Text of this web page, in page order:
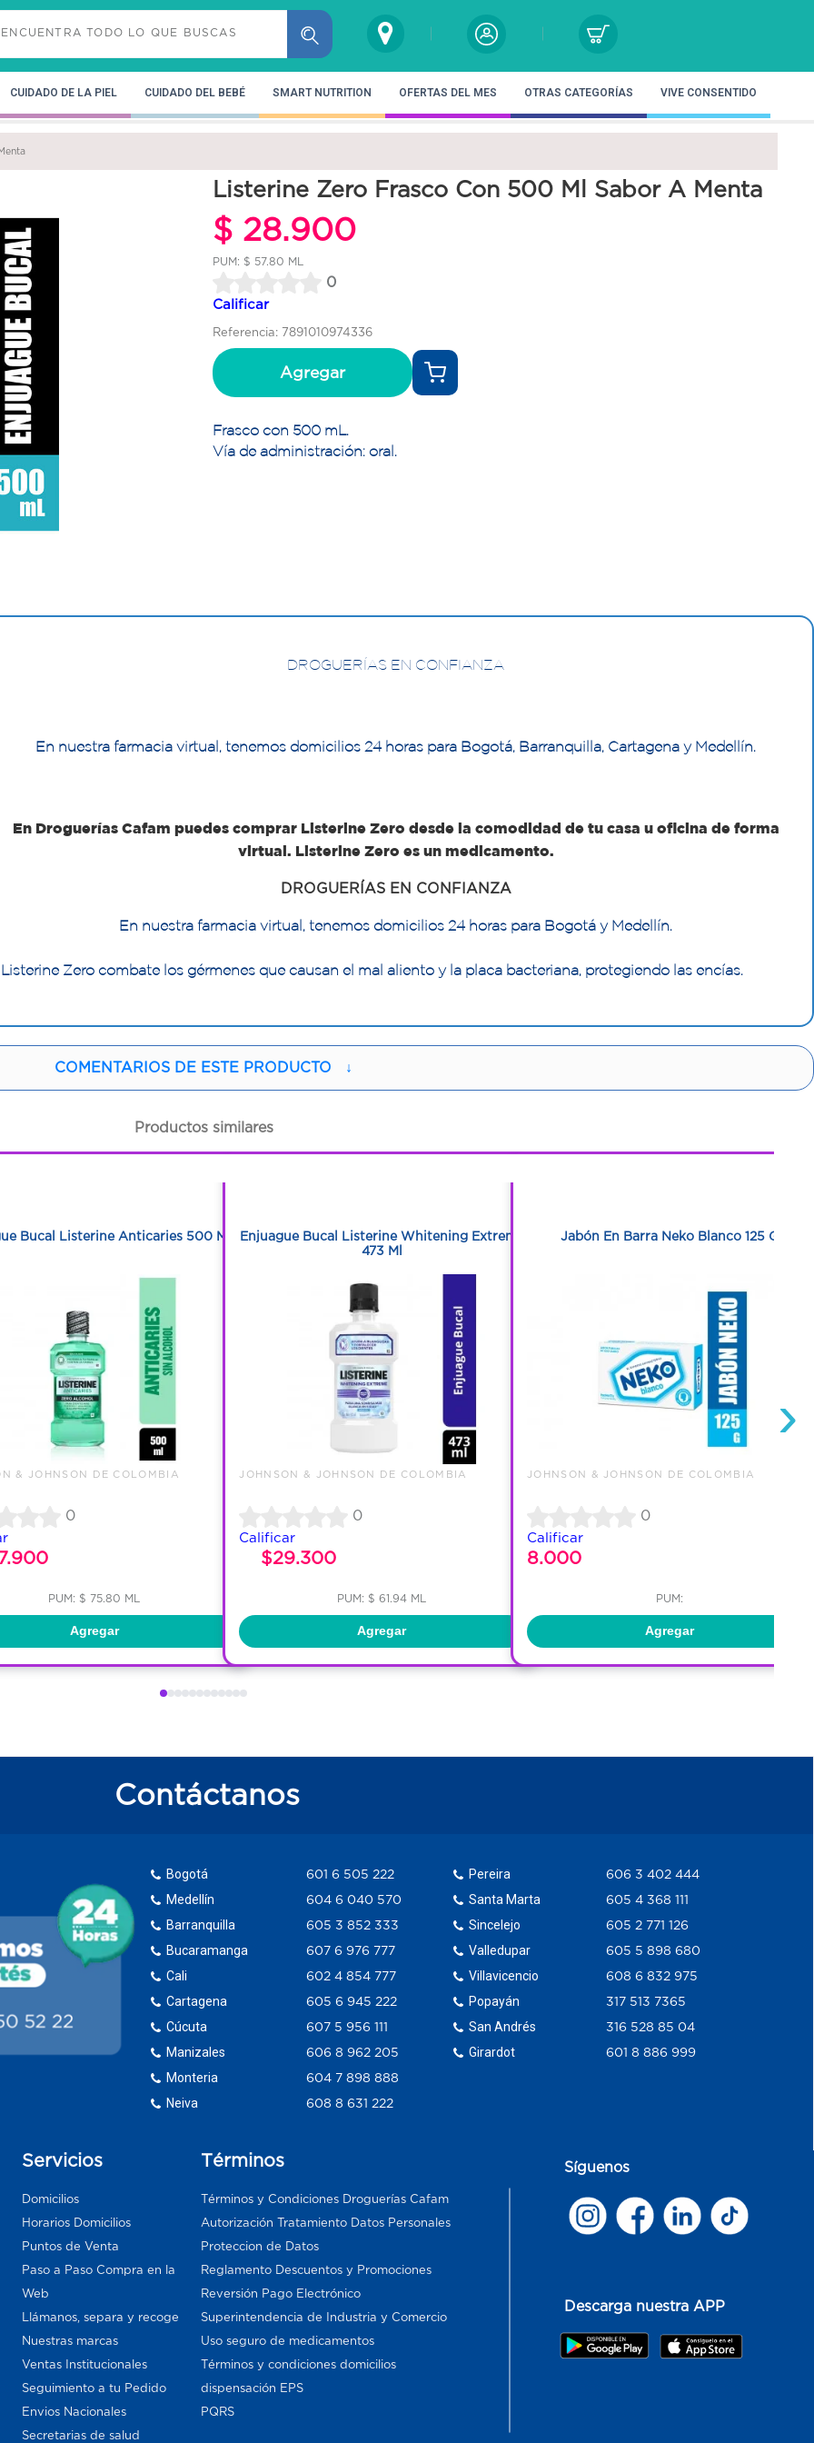
CUIDADO DE LA PIEL CUIDADO DEL BEBÉ SMART NUTRITION OFERTAS DEL MES OTRAS CATEGORÍAS VIVE CONSENTIDO
Listerine Zero Frasco Con 500 Ml Sabor A Menta
$ 28.900
PUM: $ 57.80 ML
0
Calificar
Referencia: 7891010974336
Agregar
Frasco con 500 mL.
Vía de administración: oral.
DROGUERÍAS EN CONFIANZA
En nuestra farmacia virtual, tenemos domicilios 24 horas para Bogotá, Barranquilla, Cartagena y Medellín.
En Droguerías Cafam puedes comprar Listerine Zero desde la comodidad de tu casa u oficina de forma
virtual. Listerine Zero es un medicamento.
DROGUERÍAS EN CONFIANZA
En nuestra farmacia virtual, tenemos domicilios 24 horas para Bogotá y Medellín.
Listerine Zero combate los gérmenes que causan el mal aliento y la placa bacteriana, protegiendo las encías.
COMENTARIOS DE ESTE PRODUCTO ↓
Productos similares
Bucal Listerine Anticaries 500 Ml
& JOHNSON DE COLOMBIA
0
PUM: $ 75.80 ML
Agregar
Enjuague Bucal Listerine Whitening Extreme
473 Ml
JOHNSON & JOHNSON DE COLOMBIA
0
Calificar
$29.300
PUM: $ 61.94 ML
Agregar
Jabón En Barra Neko Blanco 125 G
JOHNSON & JOHNSON DE COLOMBIA
0
Calificar
8.000
PUM:
Agregar
›
Contáctanos
Bogotá
Medellín
Barranquilla
Bucaramanga
Cali
Cartagena
Cúcuta
Manizales
Monteria
Neiva
601 6 505 222
604 6 040 570
605 3 852 333
607 6 976 777
602 4 854 777
605 6 945 222
607 5 956 111
606 8 962 205
604 7 898 888
608 8 631 222
Pereira
Santa Marta
Sincelejo
Valledupar
Villavicencio
Popayán
San Andrés
Girardot
606 3 402 444
605 4 368 111
605 2 771 126
605 5 898 680
608 6 832 975
317 513 7365
316 528 85 04
601 8 886 999
Servicios
Domicilios
Horarios Domicilios
Puntos de Venta
Paso a Paso Compra en la
Web
Llámanos, separa y recoge
Nuestras marcas
Ventas Institucionales
Seguimiento a tu Pedido
Envios Nacionales
Secretarias de salud
Términos
Términos y Condiciones Droguerías Cafam
Autorización Tratamiento Datos Personales
Proteccion de Datos
Reglamento Descuentos y Promociones
Reversión Pago Electrónico
Superintendencia de Industria y Comercio
Uso seguro de medicamentos
Términos y condiciones domicilios
dispensación EPS
PQRS
Síguenos
Descarga nuestra APP